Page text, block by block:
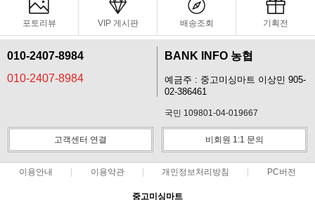
포토리뷰 VIP 게시판 배송조회 기획전
010-2407-8984
010-2407-8984
BANK INFO 농협
예금주 : 중고미싱마트 이상민 905-
02-386461
국민 109801-04-019667
고객센터 연결 비회원 1:1 문의
이용안내 이용약관 개인정보처리방침 PC버전
중고미싱마트